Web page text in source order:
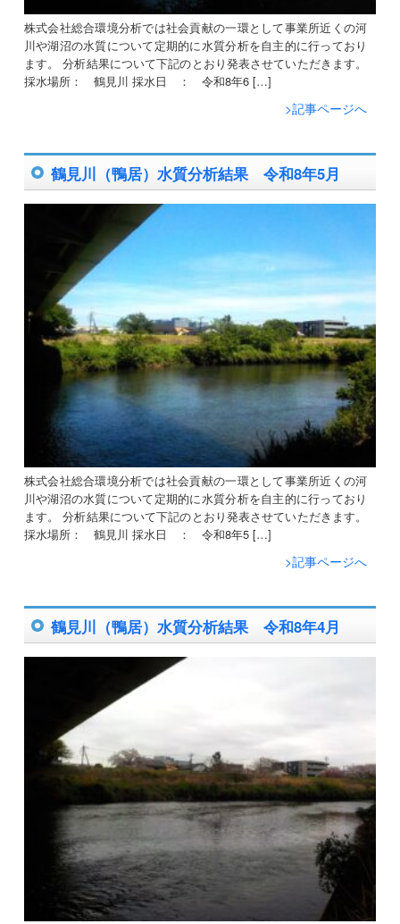
株式会社総合環境分析では社会貢献の一環として事業所近くの河
川や湖沼の水質について定期的に水質分析を自主的に行っており
ます。 分析結果について下記のとおり発表させていただきます。
採水場所： 鶴見川 採水日 ： 令和8年6 […]
>記事ページへ
鶴見川（鴨居）水質分析結果 令和8年5月
株式会社総合環境分析では社会貢献の一環として事業所近くの河
川や湖沼の水質について定期的に水質分析を自主的に行っており
ます。 分析結果について下記のとおり発表させていただきます。
採水場所： 鶴見川 採水日 ： 令和8年5 […]
>記事ページへ
鶴見川（鴨居）水質分析結果 令和8年4月